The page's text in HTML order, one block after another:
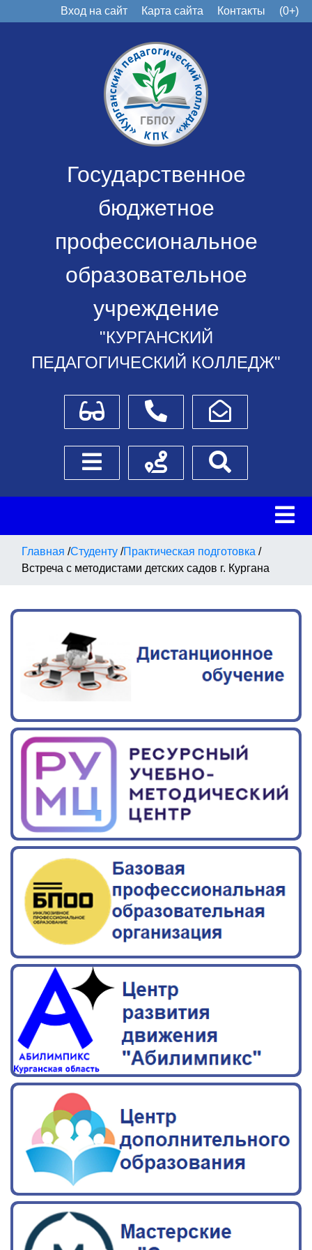
Вход на сайт Карта сайта Контакты (0+)
Государственное
бюджетное
профессиональное
образовательное
учреждение
"КУРГАНСКИЙ
ПЕДАГОГИЧЕСКИЙ КОЛЛЕДЖ"
Для слабовидящихТелефоныНаписать обращение
Боковое менюСхема проезда
Главная /Студенту /Практическая подготовка /
Встреча с методистами детских садов г. Кургана